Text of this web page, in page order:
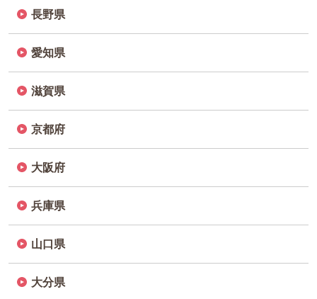
長野県
愛知県
滋賀県
京都府
大阪府
兵庫県
山口県
大分県